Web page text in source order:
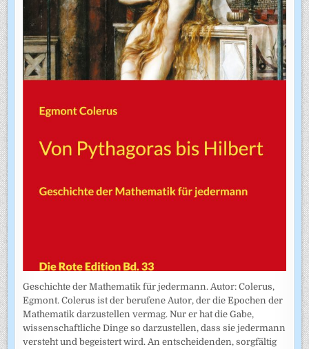
Geschichte der Mathematik für jedermann. Autor: Colerus,
Egmont. Colerus ist der berufene Autor, der die Epochen der
Mathematik darzustellen vermag. Nur er hat die Gabe,
wissenschaftliche Dinge so darzustellen, dass sie jedermann
versteht und begeistert wird. An entscheidenden, sorgfältig